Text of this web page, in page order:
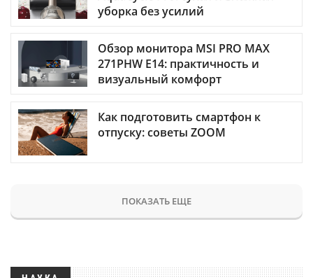
уборка без усилий
Обзор монитора MSI PRO MAX
271PHW E14: практичность и
визуальный комфорт
Как подготовить смартфон к
отпуску: советы ZOOM
ПОКАЗАТЬ ЕЩЕ